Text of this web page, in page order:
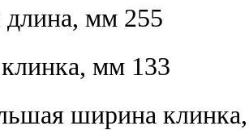
мм 255
мм 133
ширина